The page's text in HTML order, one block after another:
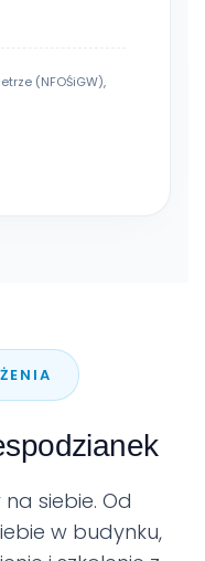
(NFOŚiGW),
siebie. Od
w budynku,